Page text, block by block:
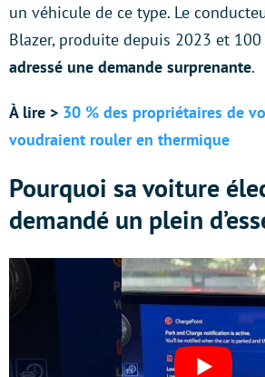
un véhicule de ce type. Le
Blazer, produite depuis 2023 et
adressé une demande surprenante.
À lire > 30 % des propriétaires de
voudraient rouler en thermique
Pourquoi sa voiture
demandé un plein